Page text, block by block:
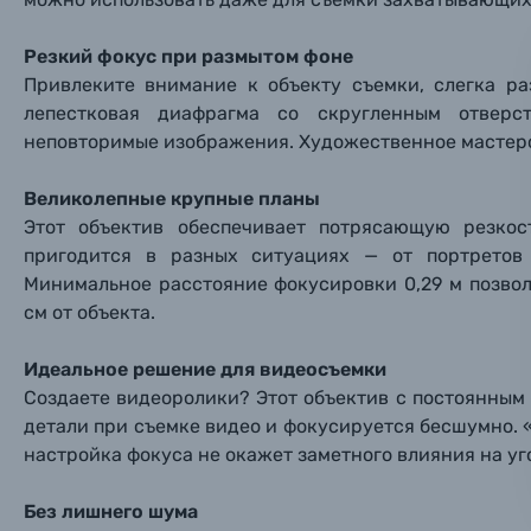
Ваш
Ваш
Аксессуары для фото и видеокамер
Электроника
Материалы
Осветительное оборудование
Фоторамки
Фотоальбомы
Вами с
Номер
Резкий фокус при размытом фоне
Привлеките внимание к объекту съемки, слегка
лепестковая диафрагма со скругленным
неповторимые изображения. Художественное
Великолепные крупные планы
Этот объектив обеспечивает потрясающую
пригодится в разных ситуациях — от
Минимальное расстояние фокусировки 0,29 м
см от объекта.
Идеальное решение для видеосъемки
Создаете видеоролики? Этот объектив с
детали при съемке видео и фокусируется бесшумно.
настройка фокуса не окажет заметного влияния на
Без лишнего шума
Ваш